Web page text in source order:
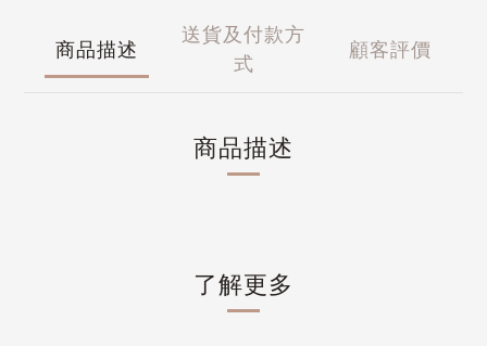
商品描述
送貨及付款方
式
顧客評價
商品描述
了解更多